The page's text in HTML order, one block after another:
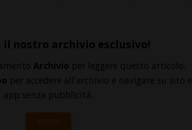
il nostro archivio esclusivo!
Archivio per leggere questo articolo,
per accedere all'archivio e navigare su sito e
app senza pubblicità.
ACCEDI